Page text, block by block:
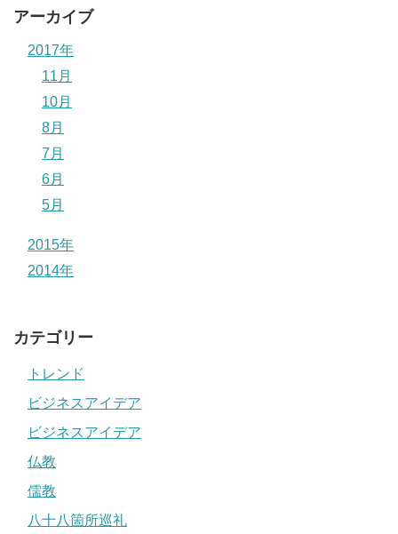
アーカイブ
2017年
11月
10月
8月
7月
6月
5月
2015年
2014年
カテゴリー
トレンド
ビジネスアイデア
ビジネスアイデア
仏教
儒教
八十八箇所巡礼